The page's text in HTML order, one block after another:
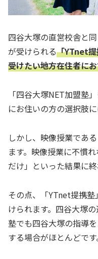
四谷大塚の直営校舎と
が受けられる「YTnet提
受けたい地方在住者に
「四谷大塚NET加盟塾
にお住いの方の選択肢に
しかし、映像授業であ
ます。映像授業に不慣
だけ」といった結果に
その点、「YTnet提携
けられます。四谷大塚
塾でも四谷大塚の指導
する場合がほとんどです